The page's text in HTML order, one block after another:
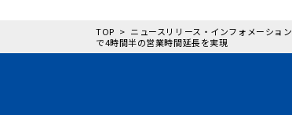
TOP ニュースリリース・インフォメーション
で4時間半の営業時間延長を実現